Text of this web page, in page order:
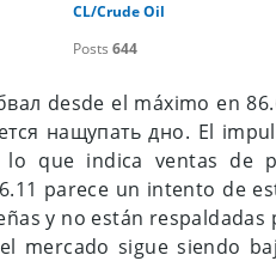
CL/Crude Oil
Posts 644
desde el máximo en
нащупать дно. El
lo que indica ventas de
parece un intento de
y no están
mercado sigue siendo